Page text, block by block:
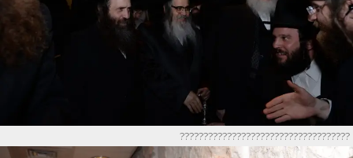
????????????????????????????????????